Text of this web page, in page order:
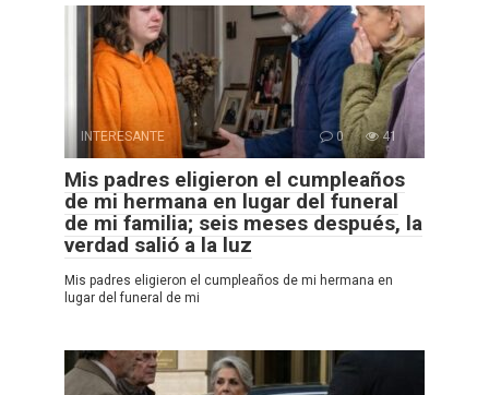
INTERESANTE 0 41
Mis padres eligieron el cumpleaños
de mi hermana en lugar del funeral
de mi familia; seis meses después, la
verdad salió a la luz
Mis padres eligieron el cumpleaños de mi hermana en
lugar del funeral de mi